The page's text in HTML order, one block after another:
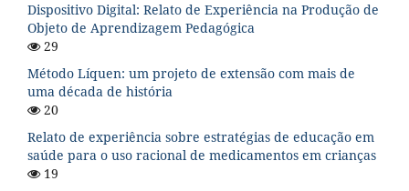
Dispositivo Digital: Relato de Experiência na Produção de
Objeto de Aprendizagem Pedagógica
29
Método Líquen: um projeto de extensão com mais de
uma década de história
20
Relato de experiência sobre estratégias de educação em
saúde para o uso racional de medicamentos em crianças
19